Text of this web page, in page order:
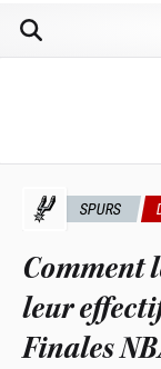
SPURS
Comment
leur
Finales